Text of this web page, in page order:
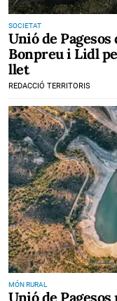
SOCIETAT
Unió de
Bonpreu i Lidl
llet
REDACCIÓ TERRITORIS
MÓN RURAL
Unió de